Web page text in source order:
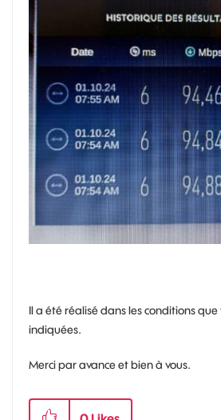
Il a été réalisé dans les conditions
indiquées.
Merci par avance et bien à vous.